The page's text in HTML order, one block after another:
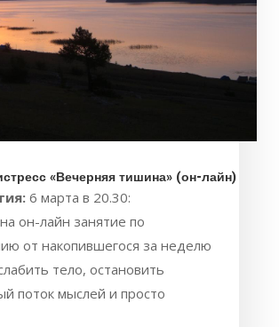
«Вечерняя тишина» (он-лайн)
6 марта в 20.30:
он-лайн занятие по
от накопившегося за неделю
тело, остановить
поток мыслей и просто